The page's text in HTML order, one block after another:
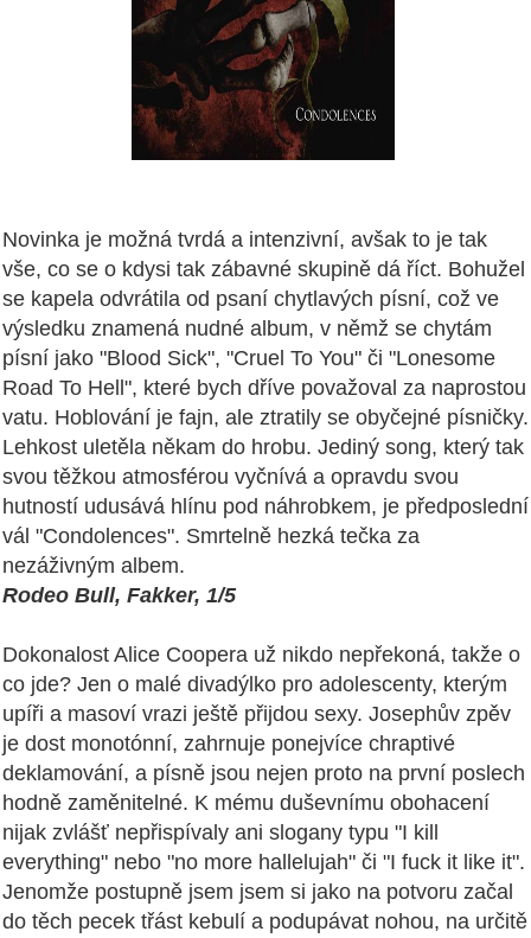
Novinka je možná tvrdá a intenzivní, avšak to je tak
vše, co se o kdysi tak zábavné skupině dá říct. Bohužel
se kapela odvrátila od psaní chytlavých písní, což ve
výsledku znamená nudné album, v němž se chytám
písní jako "Blood Sick", "Cruel To You" či "Lonesome
Road To Hell", které bych dříve považoval za naprostou
vatu. Hoblování je fajn, ale ztratily se obyčejné písničky.
Lehkost uletěla někam do hrobu. Jediný song, který tak
svou těžkou atmosférou vyčnívá a opravdu svou
hutností udusává hlínu pod náhrobkem, je předposlední
vál "Condolences". Smrtelně hezká tečka za
nezáživným albem.
Rodeo Bull, Fakker, 1/5
Dokonalost Alice Coopera už nikdo nepřekoná, takže o
co jde? Jen o malé divadýlko pro adolescenty, kterým
upíři a masoví vrazi ještě přijdou sexy. Josephův zpěv
je dost monotónní, zahrnuje ponejvíce chraptivé
deklamování, a písně jsou nejen proto na první poslech
hodně zaměnitelné. K mému duševnímu obohacení
nijak zvlášť nepřispívaly ani slogany typu "I kill
everything" nebo "no more hallelujah" či "I fuck it like it".
Jenomže postupně jsem jsem si jako na potvoru začal
do těch pecek třást kebulí a podupávat nohou, na určitě